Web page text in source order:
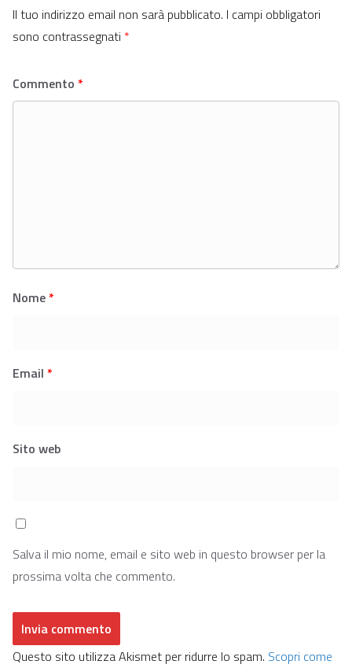
Il tuo indirizzo email non sarà pubblicato. I campi obbligatori
sono contrassegnati *
Commento *
Nome*
Email *
Sito web
Salva il mio nome, email e sito web in questo browser per la
prossima volta che commento.
Questo sito utilizza Akismet per ridurre lo spam. Scopri come